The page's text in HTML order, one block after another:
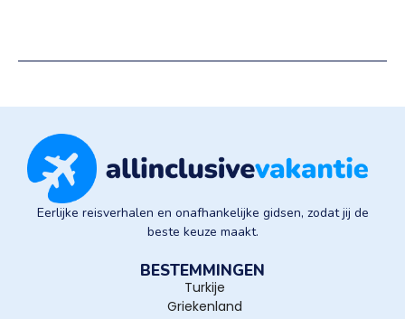
Eerlijke reisverhalen en onafhankelijke gidsen, zodat jij de
beste keuze maakt.
BESTEMMINGEN
Turkije
Griekenland